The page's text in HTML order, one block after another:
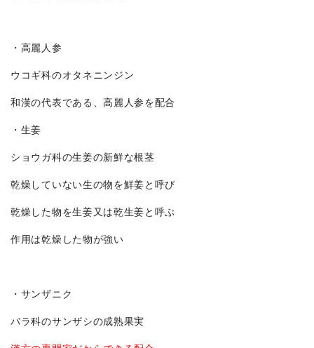
・高麗人参
ウコギ科のオタネニンジン
和漢の代表である、高麗人参を配合
・生姜
ショウガ科の生姜の新鮮な根茎
乾燥していない生の物を鮮姜と呼び
乾燥した物を生姜又は乾生姜と呼ぶ
作用は乾燥した物が強い
・サンザニク
バラ科のサンザシの成熟果実